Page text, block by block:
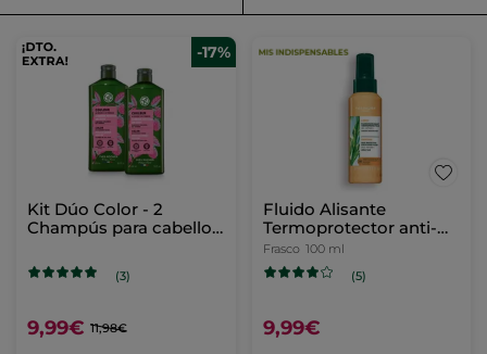
-17%
Kit Dúo Color - 2
Champús para cabello
(3)
9,99€ 11,98€
Fluido Alisante
Termoprotector anti-
encrespamiento
Frasco 100 ml
(5)
9,99€